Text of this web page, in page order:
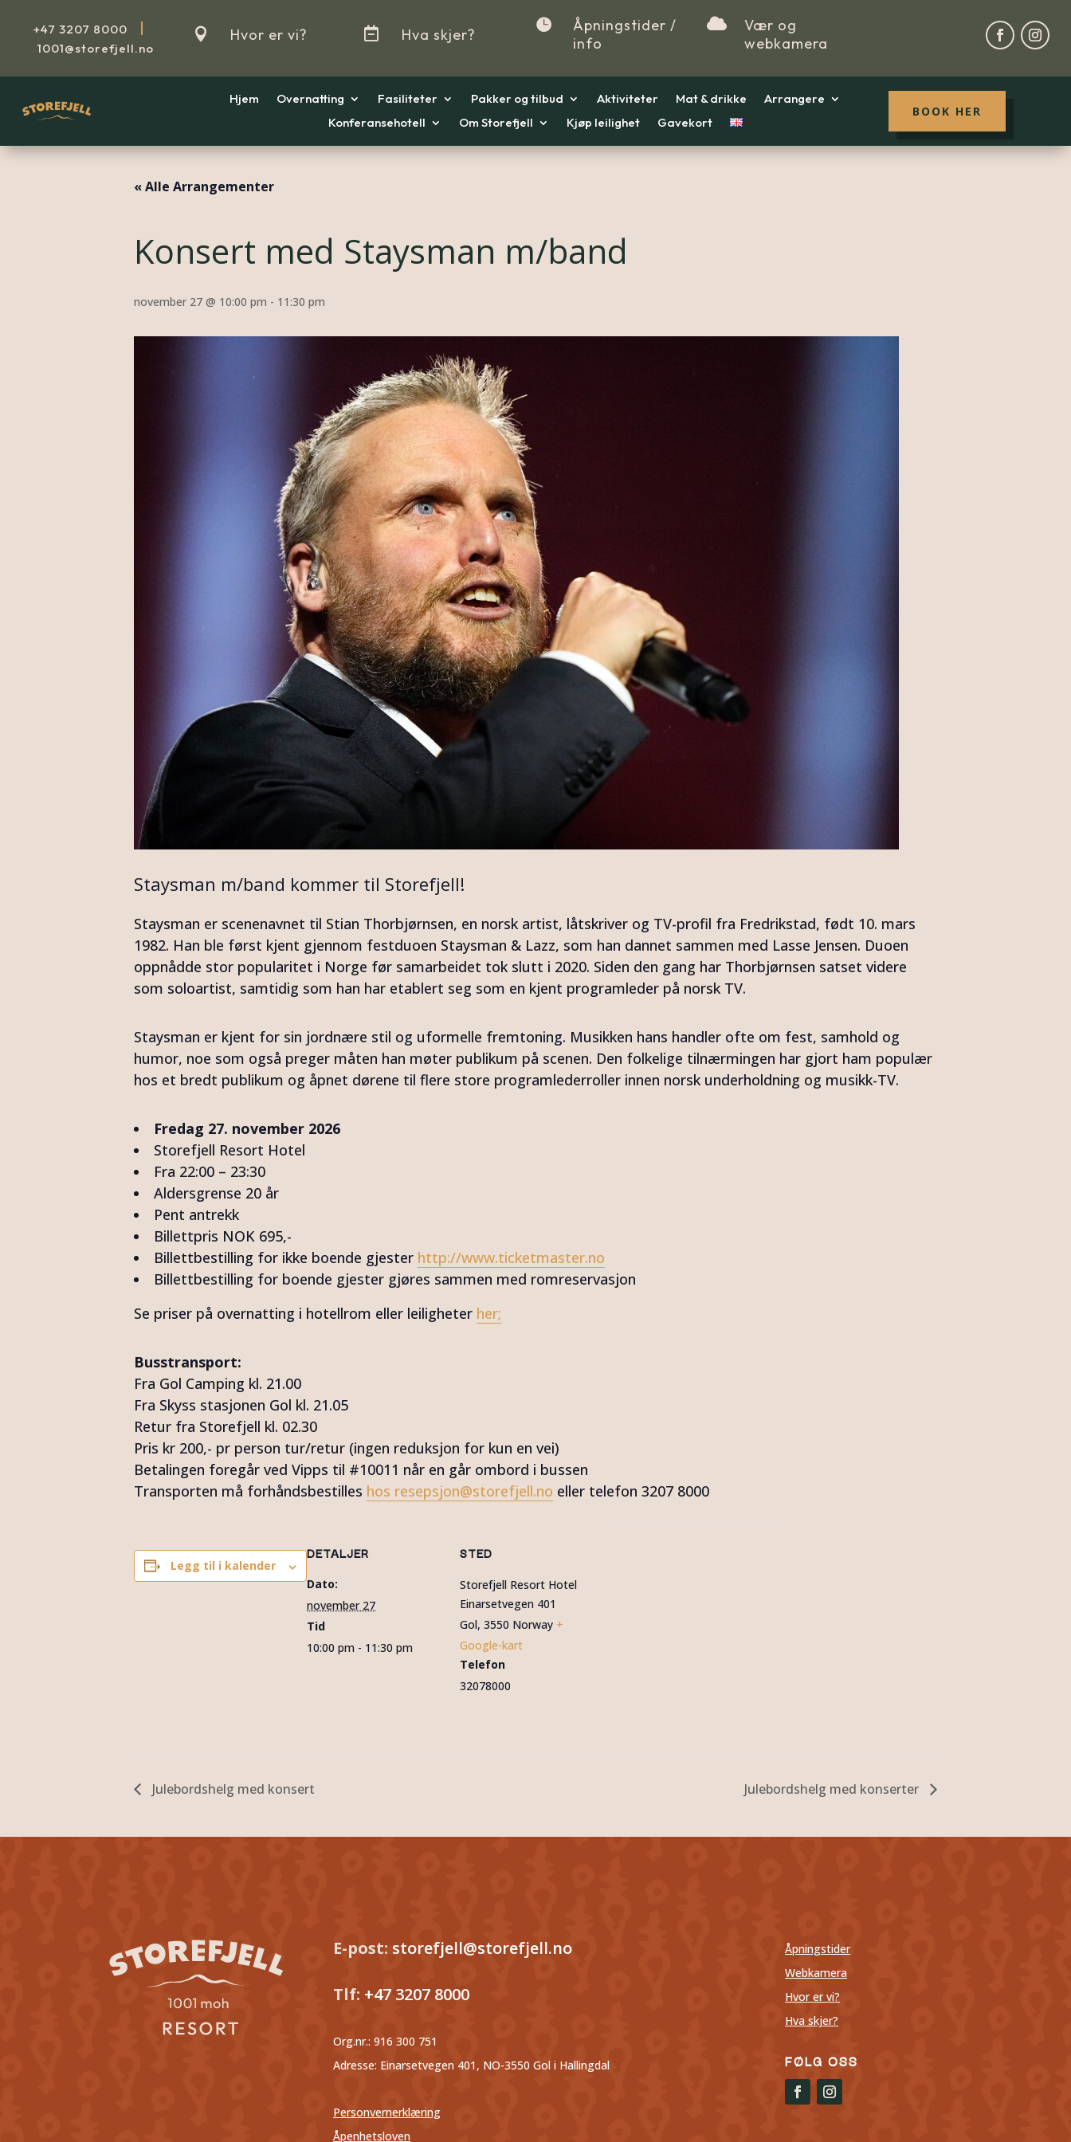
+47 3207 8000
1001@storefjell.no
 Hvor er vi?  Hva skjer?

Åpningstider /
info

Vær og
webkamera
Hjem Overnatting Fasiliteter Pakker og tilbud Aktiviteter Mat & drikke
Arrangere
Konferansehotell
Om Storefjell Kjøp leilighet Gavekort
BOOK HER
« Alle Arrangementer
Konsert med Staysman m/band
november 27 @ 10:00 pm - 11:30 pm
Staysman m/band kommer til Storefjell!
Staysman er scenenavnet til Stian Thorbjørnsen, en norsk artist, låtskriver og TV-profil fra Fredrikstad, født 10. mars
1982. Han ble først kjent gjennom festduoen Staysman & Lazz, som han dannet sammen med Lasse Jensen. Duoen
oppnådde stor popularitet i Norge før samarbeidet tok slutt i 2020. Siden den gang har Thorbjørnsen satset videre
som soloartist, samtidig som han har etablert seg som en kjent programleder på norsk TV.
Staysman er kjent for sin jordnære stil og uformelle fremtoning. Musikken hans handler ofte om fest, samhold og
humor, noe som også preger måten han møter publikum på scenen. Den folkelige tilnærmingen har gjort ham populær
hos et bredt publikum og åpnet dørene til flere store programlederroller innen norsk underholdning og musikk-TV.
Fredag 27. november 2026
Storefjell Resort Hotel
Fra 22:00 – 23:30
Aldersgrense 20 år
Pent antrekk
Billettpris NOK 695,-
Billettbestilling for ikke boende gjester http://www.ticketmaster.no
Billettbestilling for boende gjester gjøres sammen med romreservasjon
Se priser på overnatting i hotellrom eller leiligheter her;
Busstransport:
Fra Gol Camping kl. 21.00
Fra Skyss stasjonen Gol kl. 21.05
Retur fra Storefjell kl. 02.30
Pris kr 200,- pr person tur/retur (ingen reduksjon for kun en vei)
Betalingen foregår ved Vipps til #10011 når en går ombord i bussen
Transporten må forhåndsbestilles hos resepsjon@storefjell.no eller telefon 3207 8000
Legg til i kalender
DETALJER
Dato:
november 27
Tid
10:00 pm - 11:30 pm
STED
Storefjell Resort Hotel
Einarsetvegen 401
Gol, 3550 Norway +
Google-kart
Telefon
32078000
Julebordshelg med konsert Julebordshelg med konserter
E-post: storefjell@storefjell.no
Tlf: +47 3207 8000
Org.nr.: 916 300 751
Adresse: Einarsetvegen 401, NO-3550 Gol i Hallingdal
Personvernerklæring
Åpenhetsloven
Åpningstider
Webkamera
Hvor er vi?
Hva skjer?
FØLG OSS